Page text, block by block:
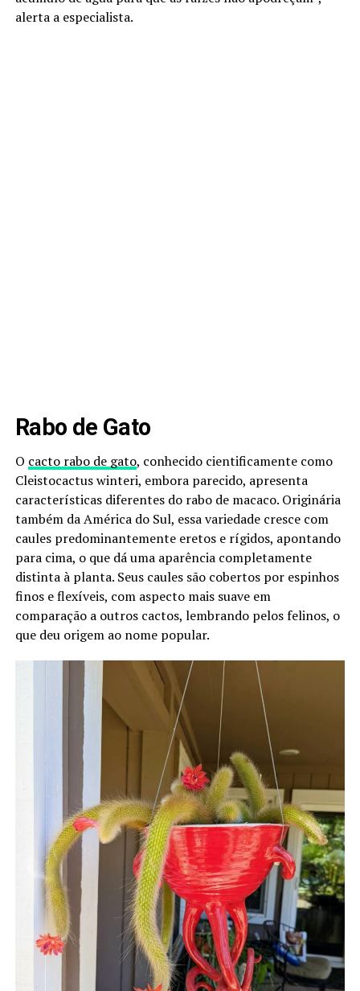
alerta a especialista.
Rabo de Gato
O cacto rabo de gato, conhecido cientificamente como
Cleistocactus winteri, embora parecido, apresenta
características diferentes do rabo de macaco. Originária
também da América do Sul, essa variedade cresce com
caules predominantemente eretos e rígidos, apontando
para cima, o que dá uma aparência completamente
distinta à planta. Seus caules são cobertos por espinhos
finos e flexíveis, com aspecto mais suave em
comparação a outros cactos, lembrando pelos felinos, o
que deu origem ao nome popular.